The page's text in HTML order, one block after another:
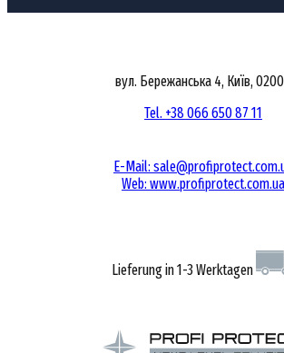
вул. Бережанська 4, Київ,
Tel. +38 066 650 87 11
E-Mail:
Web: www.profiprotect.com.ua
Lieferung in 1-3 Werktagen